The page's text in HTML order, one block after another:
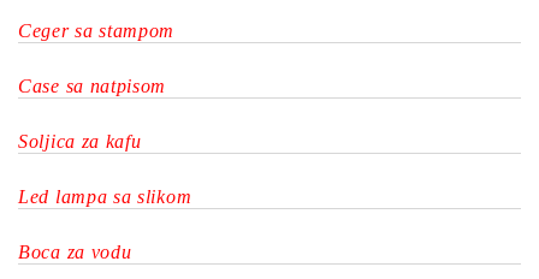
Ceger sa stampom
Case sa natpisom
Soljica za kafu
Led lampa sa slikom
Boca za vodu